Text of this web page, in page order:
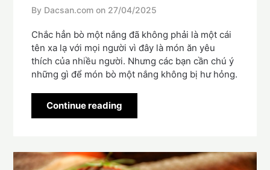
By Dacsan.com on 27/04/2025
Chắc hẳn bò một nắng đã không phải là một cái
tên xa lạ với mọi người vì đây là món ăn yêu
thích của nhiều người. Nhưng các bạn cần chú ý
những gì để món bò một nắng không bị hư hỏng.
Continue reading